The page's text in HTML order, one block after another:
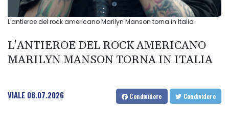
L'antieroe del rock americano Marilyn Manson torna in Italia
L'ANTIEROE DEL ROCK AMERICANO
MARILYN MANSON TORNA IN ITALIA
VIALE 08.07.2026 Condividere Condividere